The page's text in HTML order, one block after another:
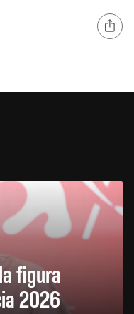
figura
2026